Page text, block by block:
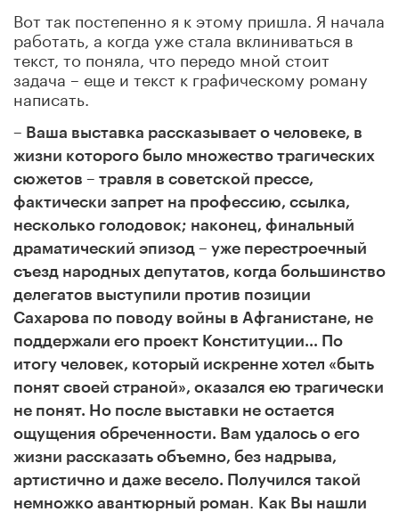
Вот так постепенно я к этому пришла. Я начала
работать, а когда уже стала вклиниваться в
текст, то поняла, что передо мной стоит
задача – еще и текст к графическому роману
написать.
– Ваша выставка рассказывает о человеке, в
жизни которого было множество трагических
сюжетов – травля в советской прессе,
фактически запрет на профессию, ссылка,
несколько голодовок; наконец, финальный
драматический эпизод – уже перестроечный
съезд народных депутатов, когда большинство
делегатов выступили против позиции
Сахарова по поводу войны в Афганистане, не
поддержали его проект Конституции… По
итогу человек, который искренне хотел «быть
понят своей страной», оказался ею трагически
не понят. Но после выставки не остается
ощущения обреченности. Вам удалось о его
жизни рассказать объемно, без надрыва,
артистично и даже весело. Получился такой
немножко авантюрный роман
Как Вы нашли